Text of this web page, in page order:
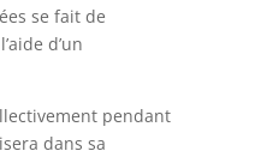
se fait de
d’un
pendant
dans sa